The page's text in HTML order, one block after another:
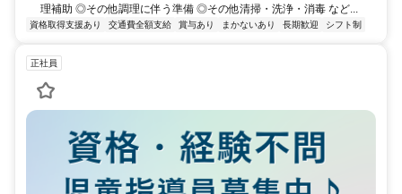
理補助 ◎その他調理に伴う準備 ◎その他清掃・洗浄・消毒 など...
資格取得支援あり 交通費全額支給 賞与あり まかないあり 長期歓迎 シフト制
正社員